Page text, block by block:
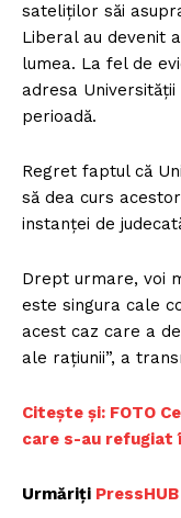
sateliților săi
Liberal au devenit
lumea. La fel de
adresa
perioadă.
Regret faptul că
să dea curs
instanței de
Drept urmare, voi
este singura cale
acest caz care a
ale rațiunii”, a
Citește și: FOTO
care s-au refugiat
Urmăriți